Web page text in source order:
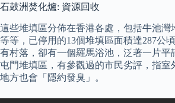
石鼓洲焚化爐: 資源回收
這些堆填區分佈在香港各處，包括牛池灣
等等，已停用的13個堆填區面積達287公
有村落，卻有一個羅馬浴池，泛著一片平
屯門堆填區，有參觀過的市民劣評，指室
地方也會「隱約發臭」。